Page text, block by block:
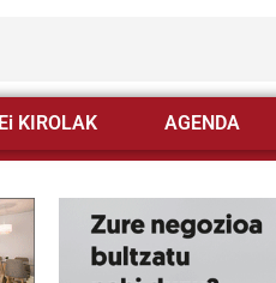
Ei KIROLAK AGENDA